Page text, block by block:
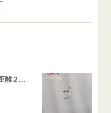
飛び石ひび割れ 施工例「近距離２箇所・パーシャル系+ストレート系」CX-8